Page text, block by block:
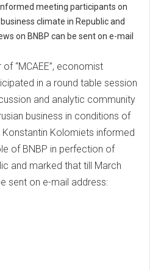
meeting participants on
climate in Republic and
on BNBP can be sent on e-mail
“MCAEE”, economist
in a round table session
and analytic community
business in conditions of
Konstantin Kolomiets informed
of BNBP in perfection of
and marked that till March
sent on e-mail address: